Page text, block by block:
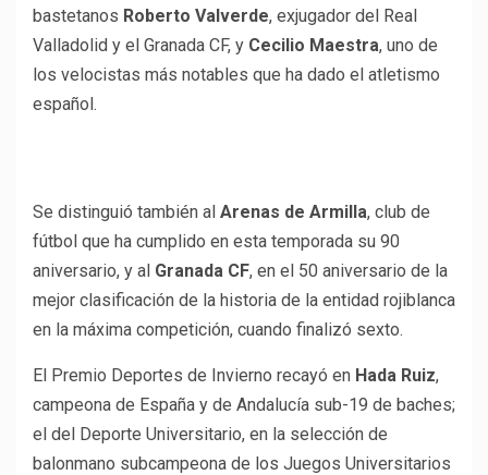
bastetanos Roberto Valverde, exjugador del Real
Valladolid y el Granada CF, y Cecilio Maestra, uno de
los velocistas más notables que ha dado el atletismo
español.
Se distinguió también al Arenas de Armilla, club de
fútbol que ha cumplido en esta temporada su 90
aniversario, y al Granada CF, en el 50 aniversario de la
mejor clasificación de la historia de la entidad rojiblanca
en la máxima competición, cuando finalizó sexto.
El Premio Deportes de Invierno recayó en Hada Ruiz,
campeona de España y de Andalucía sub-19 de baches;
el del Deporte Universitario, en la selección de
balonmano subcampeona de los Juegos Universitarios